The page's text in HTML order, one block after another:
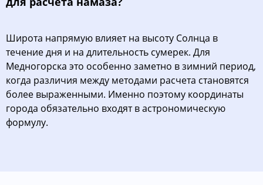
Широта напрямую влияет на высоту Солнца в
течение дня и на длительность сумерек. Для
Медногорска это особенно заметно в зимний период,
когда различия между методами расчета становятся
более выраженными. Именно поэтому координаты
города обязательно входят в астрономическую
формулу.